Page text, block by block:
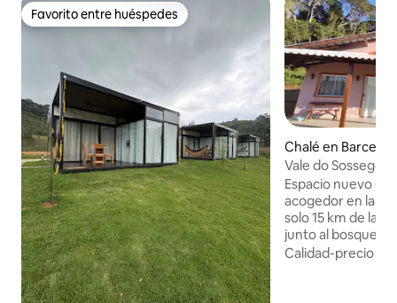
Favorito entre huéspedes
Favorito entre huéspedes
Chalé en
ul
Vale do Sossego
Espacio nuevo
acogedor en la
solo 15 km de la
junto al bosque
de 30.000 m².
Calidad-precio